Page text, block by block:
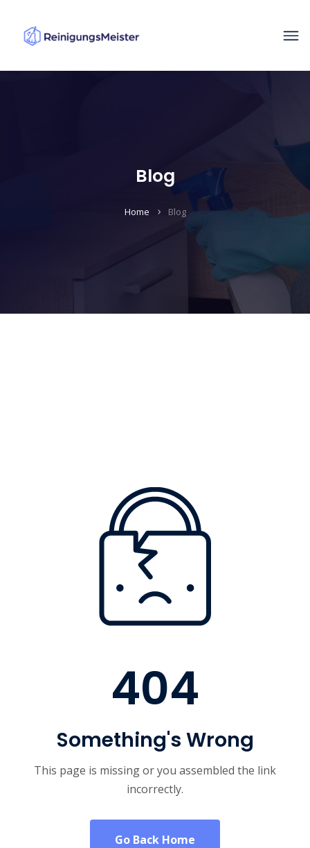
Blog
Home Blog
404
Something's Wrong
This page is missing or you assembled the link
incorrectly.
Go Back Home